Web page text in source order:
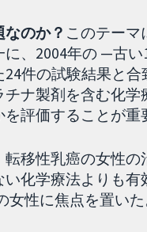
のか？ このテーマ
に、2004年の —古
24件の試験結果と
チナ製剤を含む化
評価することが重
転移性乳癌の女性
い化学療法よりも有
女性に焦点を置いた